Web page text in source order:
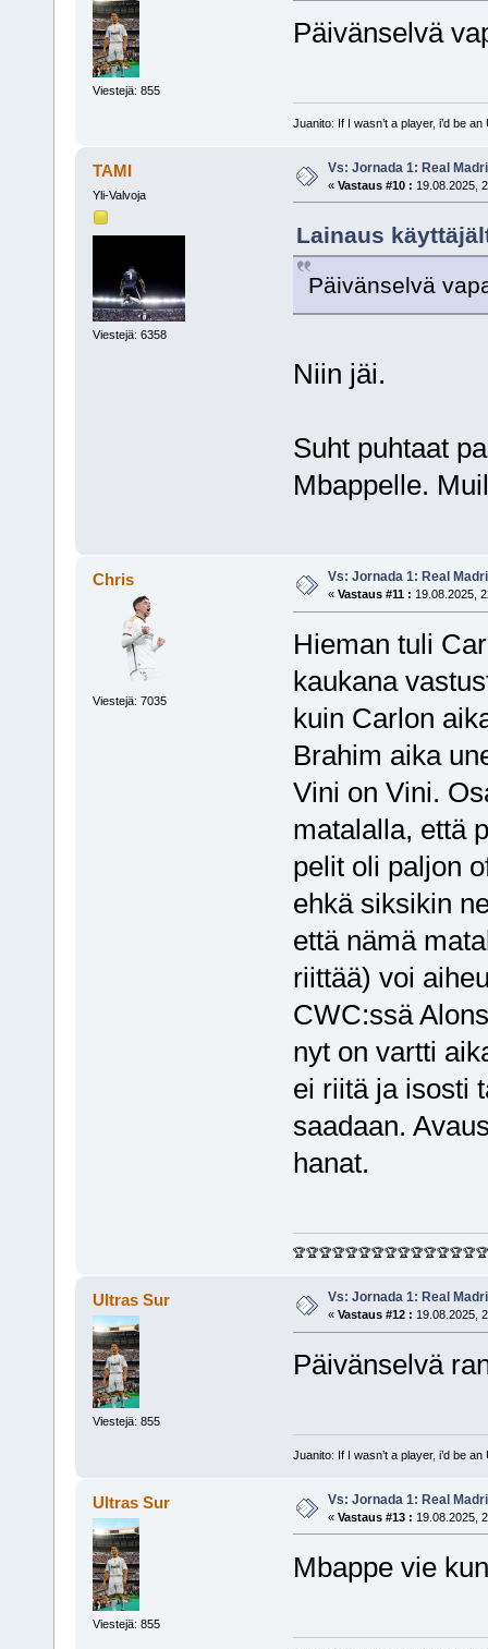
Viestejä: 855
Päivänselvä
Juanito: If I wasn’t a player, i’d be an
TAMI
Yli-Valvoja
Viestejä: 6358
Vs: Jornada 1: Real
« Vastaus #10 : 19.08.2025,
Lainaus
Päivänselvä
Niin jäi.
Suht puhtaat
Mbappelle.
Chris
Viestejä: 7035
Vs: Jornada 1: Real
« Vastaus #11 : 19.08.2025,
Hieman tuli
kaukana
kuin Carlon
Brahim aika
Vini on Vini.
matalalla, että
pelit oli paljon
ehkä siksikin
että nämä
riittää) voi
CWC:ssä
nyt on vartti
ei riitä ja isosti
saadaan.
hanat.
🏆🏆🏆🏆🏆🏆🏆🏆🏆🏆🏆🏆🏆🏆🏆
Ultras Sur
Viestejä: 855
Vs: Jornada 1: Real
« Vastaus #12 : 19.08.2025,
Päivänselvä
Juanito: If I wasn’t a player, i’d be an
Ultras Sur
Viestejä: 855
Vs: Jornada 1: Real
« Vastaus #13 : 19.08.2025,
Mbappe vie